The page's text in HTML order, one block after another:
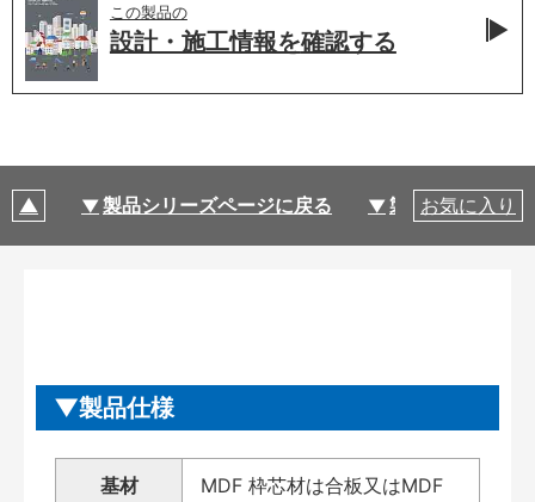
この製品の
設計・施工情報を確認する
製品シリーズページに戻る 製品仕様
お気に入り
製品仕様
基材 MDF 枠芯材は合板又はMDF